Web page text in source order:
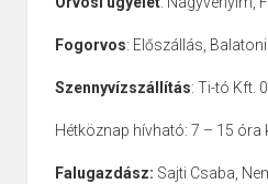
Fogorvos: Előszállás,
Szennyvízszállítás: Ti-tó Kft.
Hétköznap hívható: 7 – 15 óra
Falugazdász: Sajti Csaba,